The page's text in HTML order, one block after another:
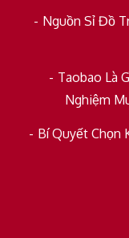
Nguồn Sỉ Đồ
Taobao Là
Nghiệm
Bí Quyết Chọn